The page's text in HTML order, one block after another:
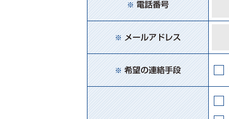
※ 電話番号
※ メールアドレス
※ 希望の連絡手段